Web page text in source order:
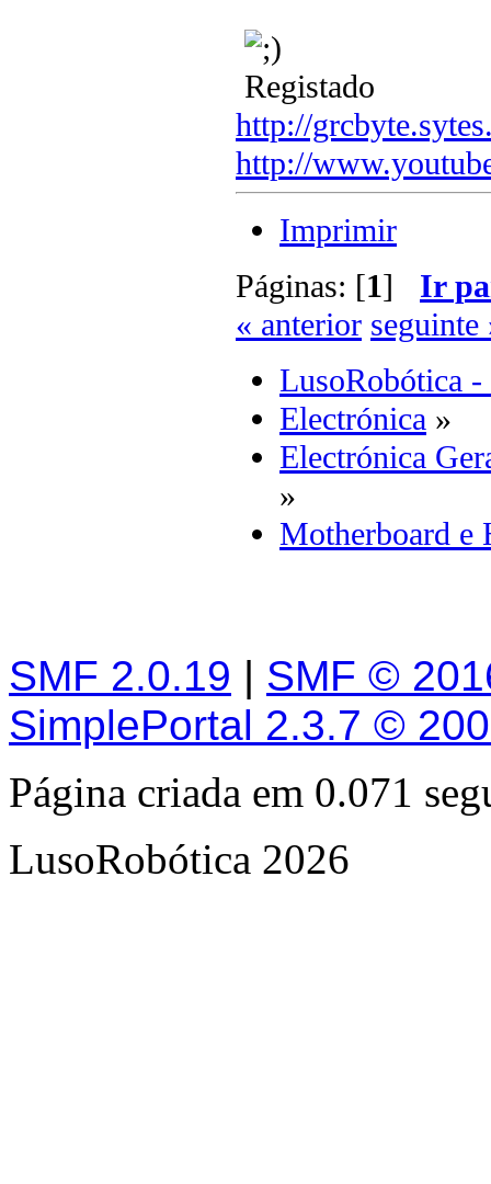
Registado
http://
http://
Imprimir
Páginas: [1] Ir
« anterior seguinte
LusoRobótica -
Electrónica »
Electrónica
»
Motherboard e
SMF 2.0.19 | SMF ©
SimplePortal 2.3.7 ©
Página criada em 0.071
LusoRobótica 2026